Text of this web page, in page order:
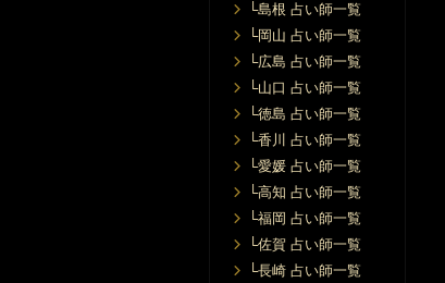
└島根 占い師一覧
└岡山 占い師一覧
└広島 占い師一覧
└山口 占い師一覧
└徳島 占い師一覧
└香川 占い師一覧
└愛媛 占い師一覧
└高知 占い師一覧
└福岡 占い師一覧
└佐賀 占い師一覧
└長崎 占い師一覧